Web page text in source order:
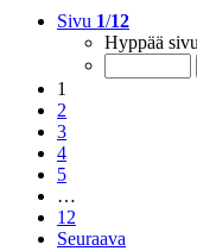
Sivu 1/12
Hyppää
1
2
3
4
5
…
12
Seuraava